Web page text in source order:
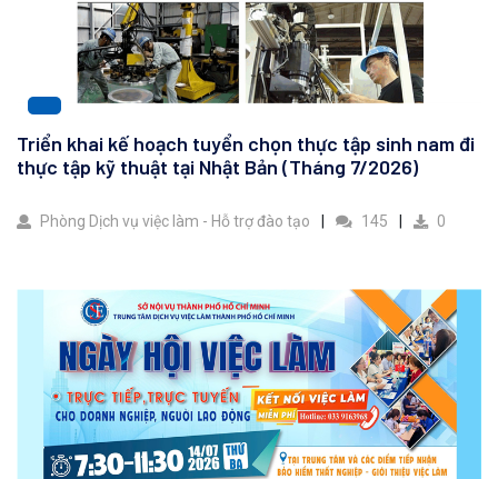
Triển khai kế hoạch tuyển chọn thực tập sinh nam đi
thực tập kỹ thuật tại Nhật Bản (Tháng 7/2026)
Phòng Dịch vụ việc làm - Hỗ trợ đào tạo 145 0